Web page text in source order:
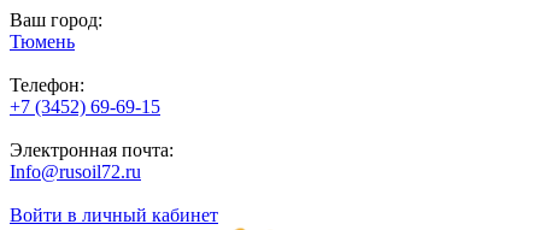
Ваш город:
Тюмень
Телефон:
+7 (3452) 69-69-15
Электронная почта:
Info@rusoil72.ru
Войти в личный кабинет